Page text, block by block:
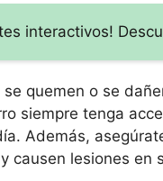
interactivos!
quemen o se
siempre tenga
Además,
causen lesiones en